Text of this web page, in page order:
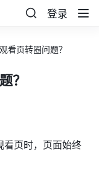
登录
看页转圈问题？
？
看页时，页面始终